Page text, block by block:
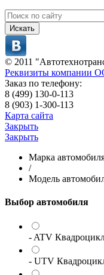
Искать
© 2011
Реквизиты компании
Заказ по телефону:
8 (499) 130-0-113
8 (903) 1-300-113
Карта сайта
Закрыть
Закрыть
Марка
/
Модель
Выбор автомобиля
- ATV
- UTV